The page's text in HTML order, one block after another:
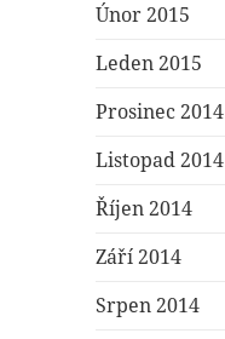
Únor 2015
Leden 2015
Prosinec 2014
Listopad 2014
Říjen 2014
Září 2014
Srpen 2014